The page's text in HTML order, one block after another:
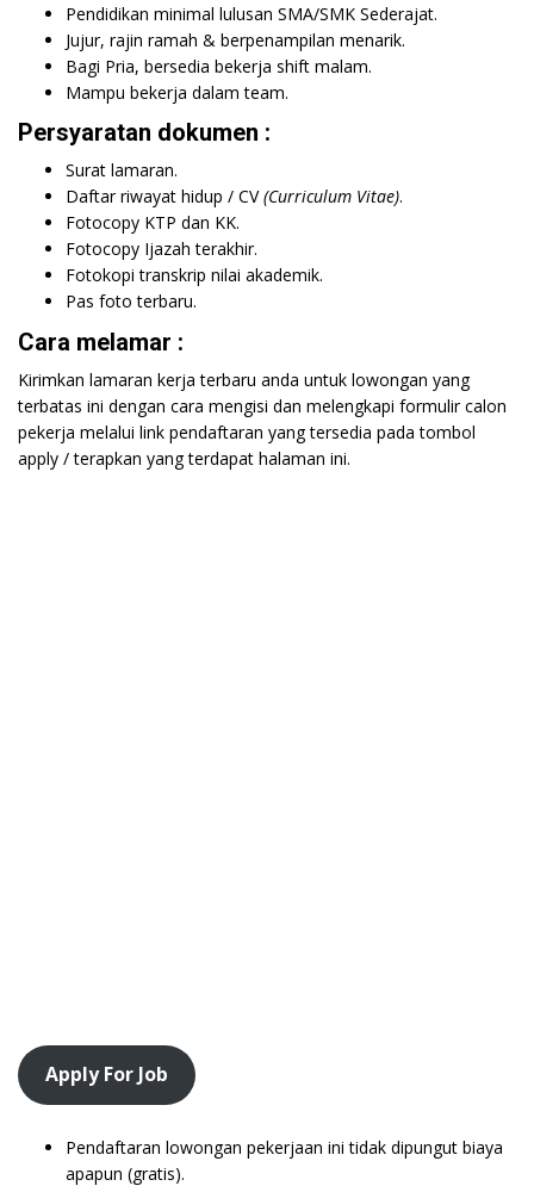
Pendidikan minimal lulusan SMA/SMK Sederajat.
Jujur, rajin ramah & berpenampilan menarik.
Bagi Pria, bersedia bekerja shift malam.
Mampu bekerja dalam team.
Persyaratan dokumen :
Surat lamaran.
Daftar riwayat hidup / CV(Curriculum Vitae).
Fotocopy KTP dan KK.
Fotocopy Ijazah terakhir.
Fotokopi transkrip nilai akademik.
Pas foto terbaru.
Cara melamar :
Kirimkan lamaran kerja terbaru anda untuk lowongan yang
terbatas ini dengan cara mengisi dan melengkapi formulir calon
pekerja melalui link pendaftaran yang tersedia pada tombol
apply / terapkan yang terdapat halaman ini.
Apply For Job
Pendaftaran lowongan pekerjaan ini tidak dipungut biaya
apapun (gratis).